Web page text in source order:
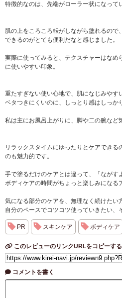
特徴的なのは、先端がローラー状になって
肌の上をころころ転がしながら塗れるので
できるのがとても便利だなと感じました。
実際に使ってみると、テクスチャーはなめ
に使いやすい印象。
重たすぎない使い心地で、肌になじみやす
ベタつきにくいのに、しっとり感はしっか
私は主にお風呂上がりに、脚や二の腕など
リラックスタイムにゆったりとケアでき
のも魅力的です。
手で塗るだけのケアとは違って、「ながす
ボディケアの時間がちょっと楽しみになる
気になる部分のケアを、無理なく続けたい
自分のペースでコツコツ使っていきたい
PR スキンケア ボディケア
このレビューのリンクURLをコピーする
コメントを書く